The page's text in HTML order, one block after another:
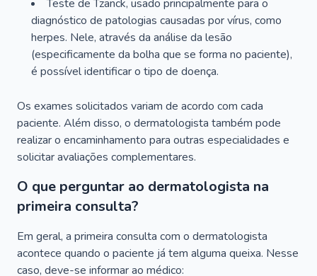
Teste de Tzanck, usado principalmente para o
diagnóstico de patologias causadas por vírus, como
herpes. Nele, através da análise da lesão
(especificamente da bolha que se forma no paciente),
é possível identificar o tipo de doença.
Os exames solicitados variam de acordo com cada
paciente. Além disso, o dermatologista também pode
realizar o encaminhamento para outras especialidades e
solicitar avaliações complementares.
O que perguntar ao dermatologista na
primeira consulta?
Em geral, a primeira consulta com o dermatologista
acontece quando o paciente já tem alguma queixa. Nesse
caso, deve-se informar ao médico: